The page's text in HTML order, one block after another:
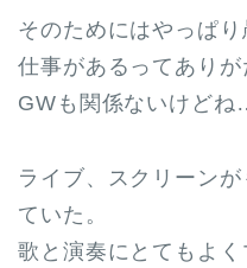
そのためにはやっぱり
仕事があるってありが
GWも関係ないけどね
ライブ、スクリーン
ていた。
歌と演奏にとてもよく